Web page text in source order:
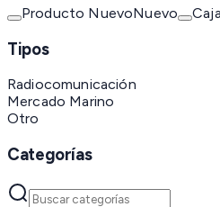
Producto NuevoNuevo
Tipos
Radiocomunicación
Mercado Marino
Otro
Categorías